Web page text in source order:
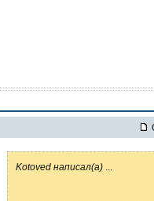
Kotoved написал(а)